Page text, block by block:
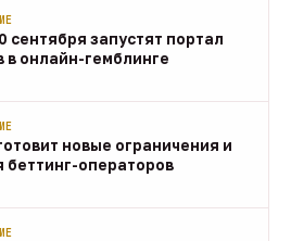
сентября запустят портал
в онлайн-гемблинге
новые ограничения и
беттинг-операторов